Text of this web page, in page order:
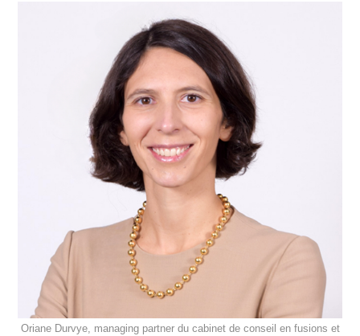
Oriane Durvye, managing partner du cabinet de conseil en fusions et